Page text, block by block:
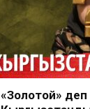
«Золотой»